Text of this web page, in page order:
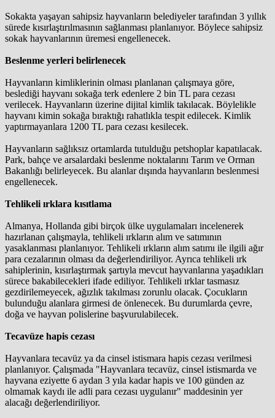
Sokakta yaşayan sahipsiz hayvanların belediyeler tarafından 3 yıllık
sürede kısırlaştırılmasının sağlanması planlanıyor. Böylece sahipsiz
sokak hayvanlarının üremesi engellenecek.
Beslenme yerleri belirlenecek
Hayvanların kimliklerinin olması planlanan çalışmaya göre,
beslediği hayvanı sokağa terk edenlere 2 bin TL para cezası
verilecek. Hayvanların üzerine dijital kimlik takılacak. Böylelikle
hayvanı kimin sokağa bıraktığı rahatlıkla tespit edilecek. Kimlik
yaptırmayanlara 1200 TL para cezası kesilecek.
Hayvanların sağlıksız ortamlarda tutulduğu petshoplar kapatılacak.
Park, bahçe ve arsalardaki beslenme noktalarını Tarım ve Orman
Bakanlığı belirleyecek. Bu alanlar dışında hayvanların beslenmesi
engellenecek.
Tehlikeli ırklara kısıtlama
Almanya, Hollanda gibi birçok ülke uygulamaları incelenerek
hazırlanan çalışmayla, tehlikeli ırkların alım ve satımının
yasaklanması planlanıyor. Tehlikeli ırkların alım satımı ile ilgili ağır
para cezalarının olması da değerlendiriliyor. Ayrıca tehlikeli ırk
sahiplerinin, kısırlaştırmak şartıyla mevcut hayvanlarına yaşadıkları
sürece bakabilecekleri ifade ediliyor. Tehlikeli ırklar tasmasız
gezdirilemeyecek, ağızlık takılması zorunlu olacak. Çocukların
bulunduğu alanlara girmesi de önlenecek. Bu durumlarda çevre,
doğa ve hayvan polislerine başvurulabilecek.
Tecavüze hapis cezası
Hayvanlara tecavüz ya da cinsel istismara hapis cezası verilmesi
planlanıyor. Çalışmada "Hayvanlara tecavüz, cinsel istismarda ve
hayvana eziyette 6 aydan 3 yıla kadar hapis ve 100 günden az
olmamak kaydı ile adli para cezası uygulanır" maddesinin yer
alacağı değerlendiriliyor.